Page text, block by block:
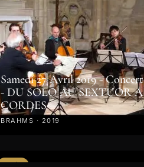
Samedi 27 Avril 2019 - Concert
- DU SOLO AU SEXTUOR A
CORDES
BRAHMS · 2019